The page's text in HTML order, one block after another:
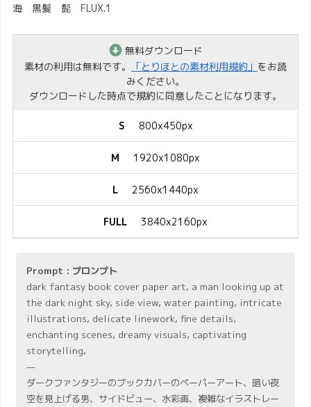
海 黒髪 髭 FLUX.1
無料ダウンロード
素材の利用は無料です。
「とりほとの素材利用規約」 をお読
みください。
ダウンロードした時点で規約に同意したことになります。
S 800x450px
M 1920x1080px
L 2560x1440px
FULL 3840x2160px
Prompt : プロンプト
dark fantasy book cover paper art, a man looking up at
the dark night sky, side view, water painting, intricate
illustrations, delicate linework, fine details,
enchanting scenes, dreamy visuals, captivating
storytelling,
—
ダークファンタジーのブックカバーのペーパーアート、暗い夜
空を見上げる男、サイドビュー、水彩画、複雑なイラストレー